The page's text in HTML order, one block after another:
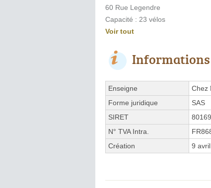
60 Rue Legendre
Capacité : 23 vélos
Voir tout
Informations
Enseigne
Chez
Forme juridique
SAS
SIRET
N° TVA Intra.
Création
9